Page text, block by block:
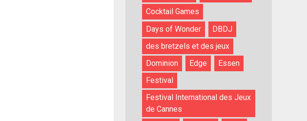
Cocktail Games
Days of Wonder
DBDJ
des bretzels et des jeux
Dominion
Edge
Essen
Festival
Festival International des Jeux
de Cannes